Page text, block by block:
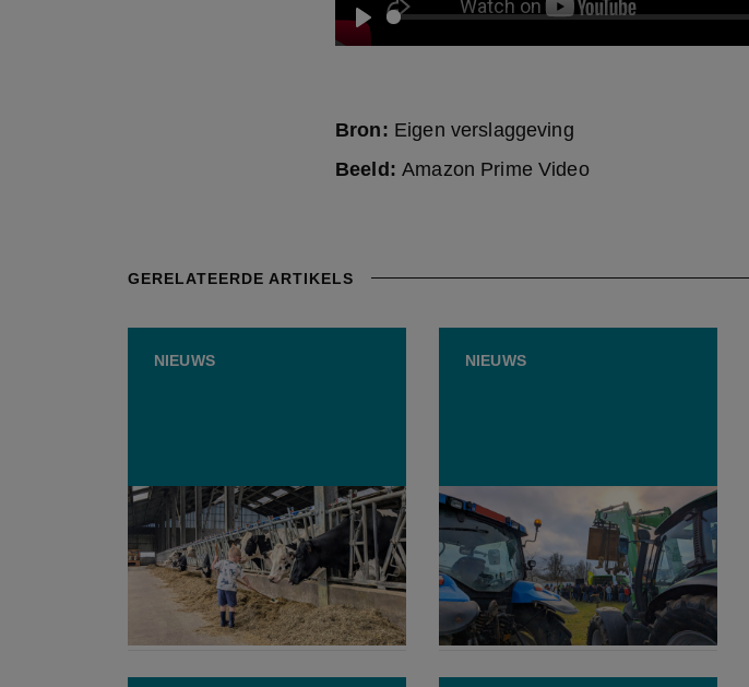
Play
Bron: Eigen verslaggeving
Beeld:Amazon Prime Video
GERELATEERDE ARTIKELS
NIEUWS
Negen landbouwers zetten
bedrijf in de kijker via Boer
Zoekt Bank-fietsroute
1 AUGUSTUS 2026
NIEUWS
Boerenprotesten tegen
Nederlandse stikstofplannen:
"Onze maat is vol"
30 JULI 2026